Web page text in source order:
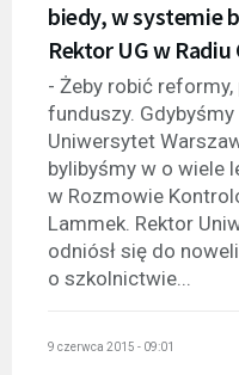
biedy, w systemie
Rektor UG w Radiu
- Żeby robić
funduszy.
Uniwersytet
bylibyśmy w o wiele
w Rozmowie
Lammek. Rektor
odniósł się do
o szkolnictwie...
9 czerwca 2015 - 09:01